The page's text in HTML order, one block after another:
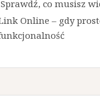
co musisz
Online – gdy